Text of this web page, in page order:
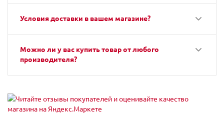
Условия доставки в вашем магазине?
Можно ли у вас купить товар от любого
производителя?